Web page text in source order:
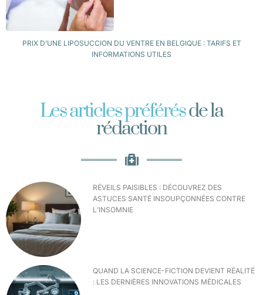
PRIX D’UNE LIPOSUCCION DU VENTRE EN BELGIQUE : TARIFS ET
INFORMATIONS UTILES
Les articles préférésde la
rédaction
RÉVEILS PAISIBLES : DÉCOUVREZ DES
ASTUCES SANTÉ INSOUPÇONNÉES CONTRE
L’INSOMNIE
QUAND LA SCIENCE-FICTION DEVIENT RÉALITÉ
: LES DERNIÈRES INNOVATIONS MÉDICALES